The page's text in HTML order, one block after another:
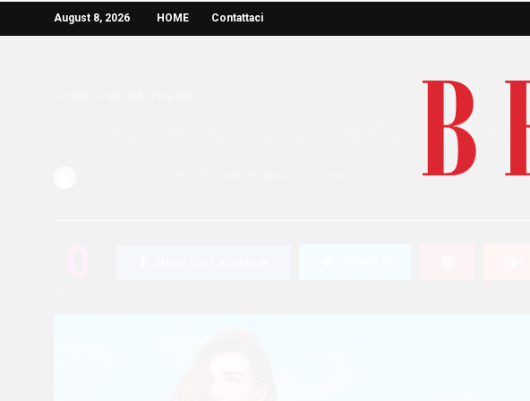
August 8, 2026 HOME Contattaci
Yamamay, la collezione